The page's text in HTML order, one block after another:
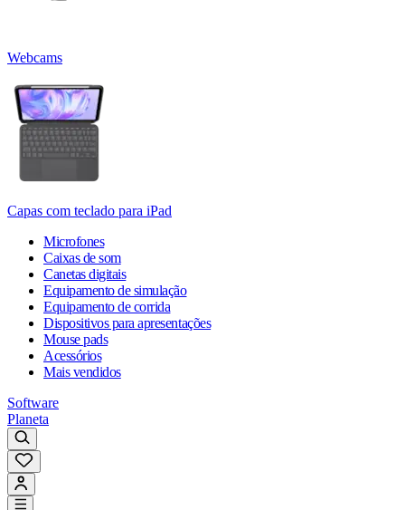
Webcams
Capas com teclado para iPad
Microfones
Caixas de som
Canetas digitais
Equipamento de simulação
Equipamento de corrida
Dispositivos para apresentações
Mouse pads
Acessórios
Mais vendidos
Software
Planeta